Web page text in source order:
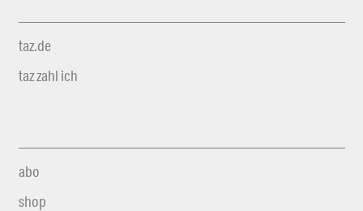
taz.de
taz zahl ich
abo
shop